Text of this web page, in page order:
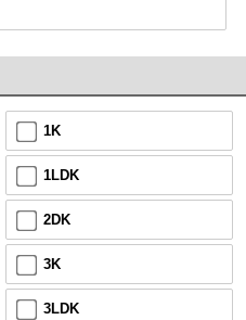
1K
1LDK
2DK
3K
3LDK